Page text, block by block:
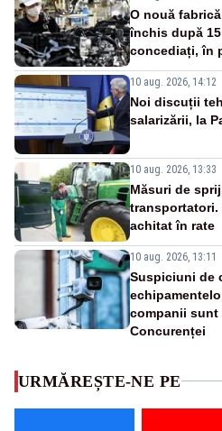
O nouă
închis după
concediați, în
10 aug. 2026, 14:12
Noi discuții
salarizării, la
10 aug. 2026, 13:33
Măsuri de
transportatori.
achitat în rate
10 aug. 2026, 13:11
Suspiciuni de
companii sunt
Concurenței
URMĂREȘTE-NE PE